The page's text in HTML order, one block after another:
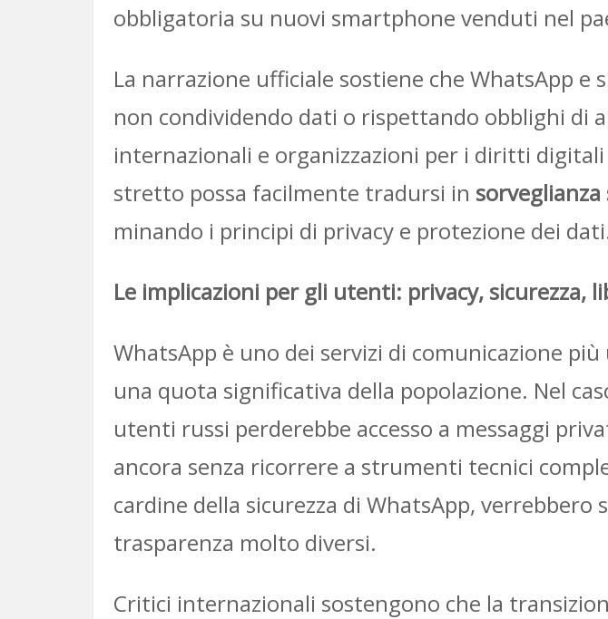
obbligatoria su nuovi smartphone venduti nel
La narrazione ufficiale sostiene che WhatsApp
non condividendo dati o rispettando obblighi di
internazionali e organizzazioni per i diritti
stretto possa facilmente tradursi in
minando i principi di privacy e protezione dei
Le implicazioni per gli utenti: privacy, sicurezza,
WhatsApp è uno dei servizi di comunicazione
una quota significativa della popolazione. Nel
utenti russi perderebbe accesso a messaggi
ancora senza ricorrere a strumenti tecnici
cardine della sicurezza di WhatsApp,
trasparenza molto diversi.
Critici internazionali sostengono che la